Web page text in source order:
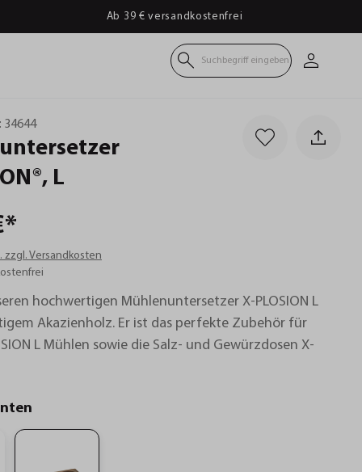
Ab 39 € versandkostenfrei
Suchbegriff eingeben
34644
L
zzgl. Versandkosten
hochwertigen Mühlenuntersetzer X-PLOSION L
Akazienholz. Er ist das perfekte Zubehör für
L Mühlen sowie die Salz- und Gewürzdosen X-